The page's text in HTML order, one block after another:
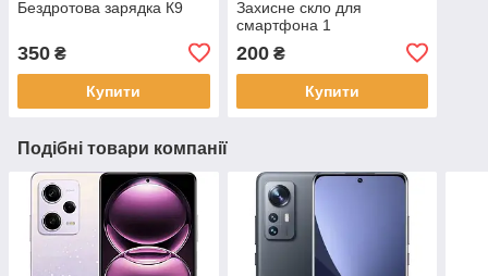
Бездротова зарядка К9
350 ₴
Купити
Захисне скло для
смартфона 1
200₴
Купити
Подібні товари компанії